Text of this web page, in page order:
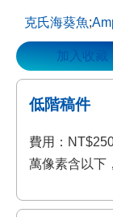
克氏海葵魚;
加入收藏
低階稿件
費用：
萬像素含以下